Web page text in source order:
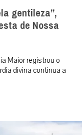
gentileza”,
de Nossa
Maior registrou o
divina continua a